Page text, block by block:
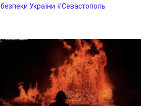
безпеки України #Севастополь